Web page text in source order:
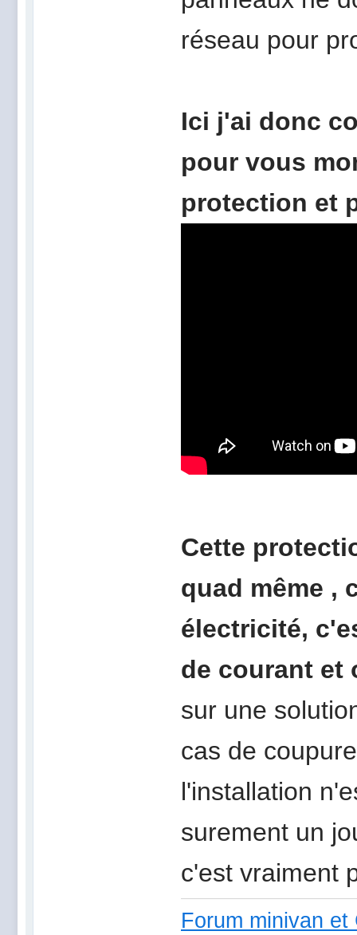
réseau pour
Ici j'ai donc
pour vous
protection et
Cette
quad même ,
électricité,
de courant et
sur une
cas de
l'installation
surement un
c'est vraiment
Forum minivan